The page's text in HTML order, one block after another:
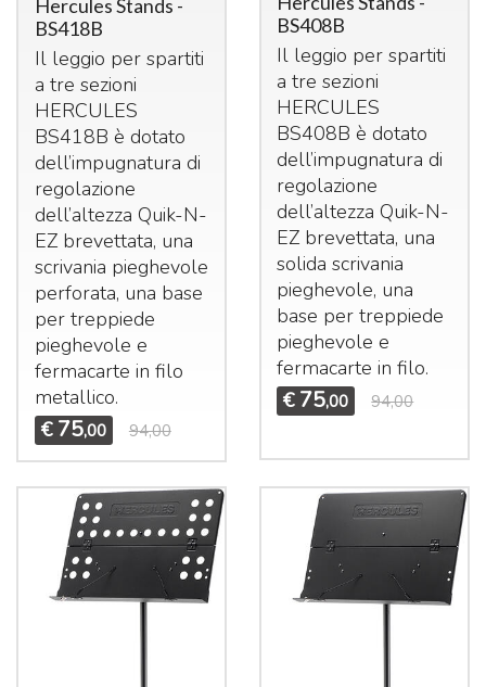
Hercules Stands -
BS418B
Il leggio per spartiti
a tre sezioni
HERCULES
BS418B è dotato
dell’impugnatura di
regolazione
dell’altezza Quik-N-
EZ brevettata, una
scrivania pieghevole
perforata, una base
per treppiede
pieghevole e
fermacarte in filo
metallico.
€ 75,00 94,00
BS408B
Il leggio per spartiti
a tre sezioni
HERCULES
BS408B è dotato
dell’impugnatura di
regolazione
dell’altezza Quik-N-
EZ brevettata, una
solida scrivania
pieghevole, una
base per treppiede
pieghevole e
fermacarte in filo.
€ 75,00 94,00